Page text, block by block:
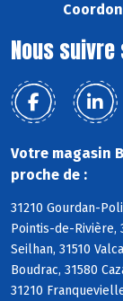
Nous
Votre magasin
proche de :
31210 Gourdan-
Pointis-de-Rivière,
Seilhan, 31510
Boudrac, 31580
31210